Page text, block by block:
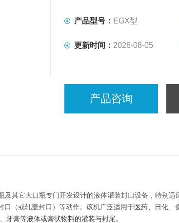
产品型号： EGX型
更新时间： 2026-08-05
产品咨询
及其它大口瓶专门开发设计的液体灌装封口设备，特别
口（或轧盖封口）等动作。该机广泛适用于医药、日化、
牙膏等液体或膏状物料的灌装与封尾。